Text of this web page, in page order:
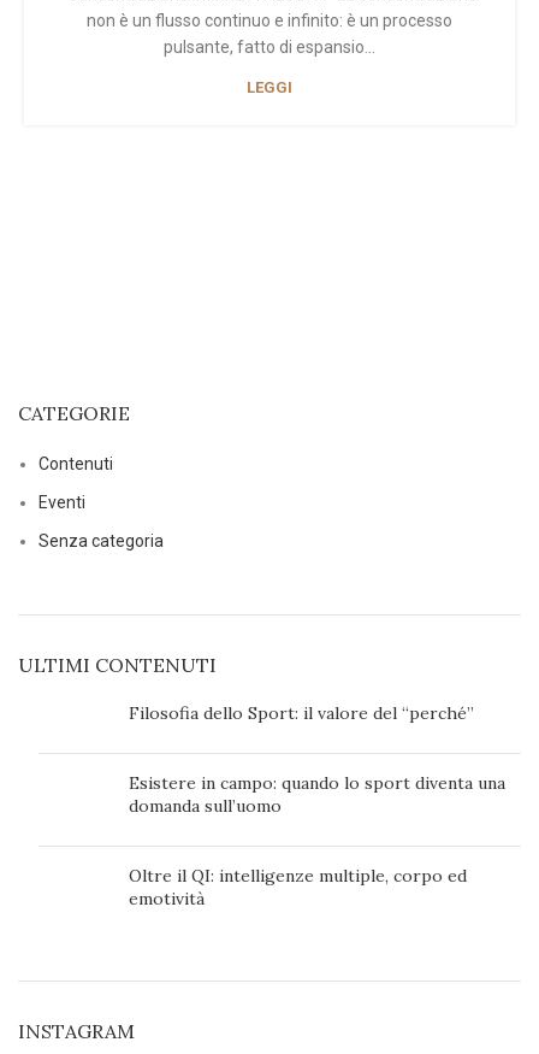
non è un flusso continuo e infinito: è un processo
pulsante, fatto di espansio...
LEGGI
CATEGORIE
Contenuti
Eventi
Senza categoria
ULTIMI CONTENUTI
Filosofia dello Sport: il valore del “perché”
Esistere in campo: quando lo sport diventa una
domanda sull’uomo
Oltre il QI: intelligenze multiple, corpo ed
emotività
INSTAGRAM